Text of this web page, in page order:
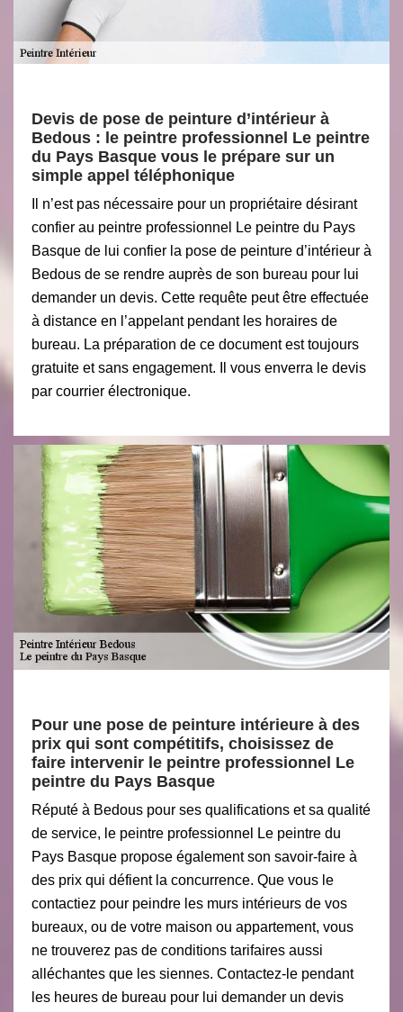
Devis de pose de peinture d’intérieur à
Bedous : le peintre professionnel Le peintre
du Pays Basque vous le prépare sur un
simple appel téléphonique
Il n’est pas nécessaire pour un propriétaire désirant
confier au peintre professionnel Le peintre du Pays
Basque de lui confier la pose de peinture d’intérieur à
Bedous de se rendre auprès de son bureau pour lui
demander un devis. Cette requête peut être effectuée
à distance en l’appelant pendant les horaires de
bureau. La préparation de ce document est toujours
gratuite et sans engagement. Il vous enverra le devis
par courrier électronique.
Pour une pose de peinture intérieure à des
prix qui sont compétitifs, choisissez de
faire intervenir le peintre professionnel Le
peintre du Pays Basque
Réputé à Bedous pour ses qualifications et sa qualité
de service, le peintre professionnel Le peintre du
Pays Basque propose également son savoir-faire à
des prix qui défient la concurrence. Que vous le
contactiez pour peindre les murs intérieurs de vos
bureaux, ou de votre maison ou appartement, vous
ne trouverez pas de conditions tarifaires aussi
alléchantes que les siennes. Contactez-le pendant
les heures de bureau pour lui demander un devis